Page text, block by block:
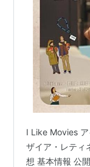
I Like Movies
ザイア・レティ
想 基本情報 公